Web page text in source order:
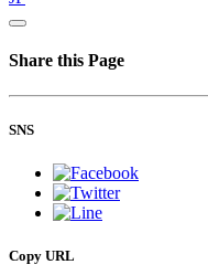
Share this Page
SNS
Copy URL